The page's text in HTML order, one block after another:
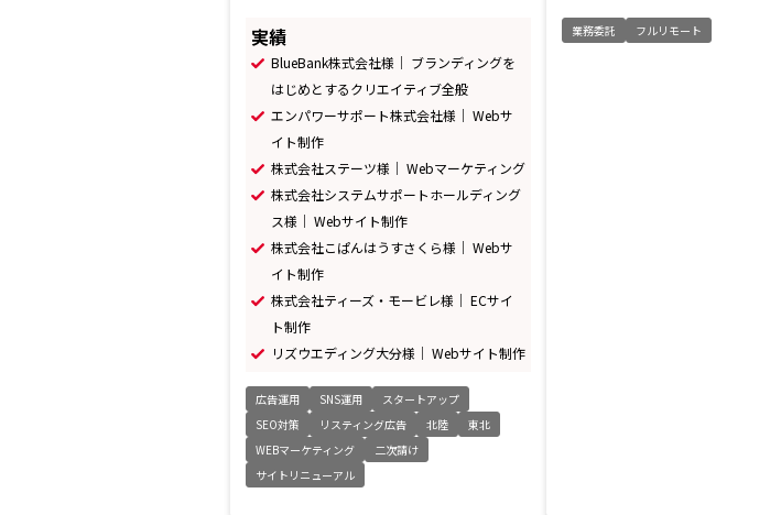
実績
BlueBank株式会社様｜ ブランディングを
はじめとするクリエイティブ全般
エンパワーサポート株式会社様｜ Webサ
イト制作
株式会社ステーツ様｜ Webマーケティング
株式会社システムサポートホールディング
ス様｜ Webサイト制作
株式会社こぱんはうすさくら様｜ Webサ
イト制作
株式会社ティーズ・モービレ様｜ ECサイ
ト制作
リズウエディング大分様｜ Webサイト制作
広告運用 SNS運用
スタートアップ
SEO対策
リスティング広告 北陸
東北
WEBマーケティング
二次請け
サイトリニューアル
業務委託 フルリモート